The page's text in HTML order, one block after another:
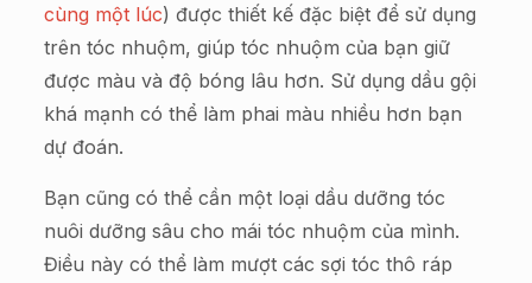
cùng một lúc) được thiết kế đặc biệt để sử dụng
trên tóc nhuộm, giúp tóc nhuộm của bạn giữ
được màu và độ bóng lâu hơn. Sử dụng dầu gội
khá mạnh có thể làm phai màu nhiều hơn bạn
dự đoán.
Bạn cũng có thể cần một loại dầu dưỡng tóc
nuôi dưỡng sâu cho mái tóc nhuộm của mình.
Điều này có thể làm mượt các sợi tóc thô ráp